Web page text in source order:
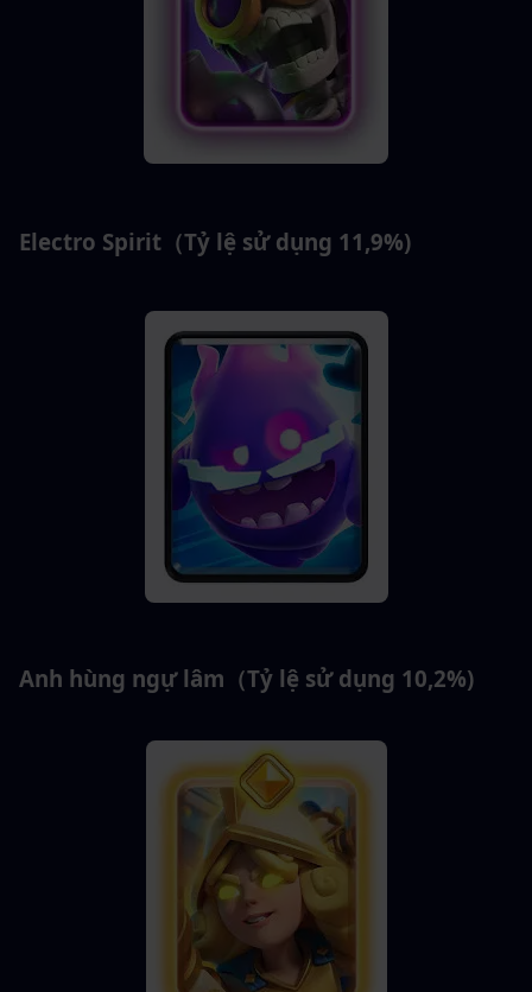
Electro Spirit（Tỷ lệ sử dụng 11,9%)
Anh hùng ngự lâm（Tỷ lệ sử dụng 10,2%)